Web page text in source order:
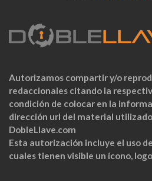
Autorizamos compartir y/o
redaccionales citando la
condición de colocar en la
dirección url del material
DobleLlave.com
Esta autorización incluye el uso
cuales tienen visible un ícono,